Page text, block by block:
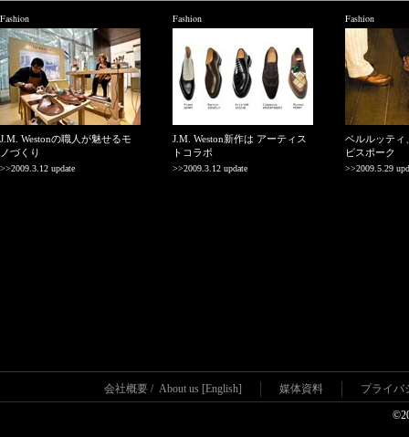
Fashion
J.M. Westonの職人が魅せるモ
ノづくり
>>2009.3.12 update
Fashion
J.M. Weston新作は アーティス
トコラボ
>>2009.3.12 update
Fashion
ベルルッティ
ビスポーク
>>2009.5.29
会社概要 / About us [English] 媒体資料 プライバ